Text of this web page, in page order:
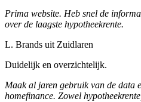
Prima website. Heb snel de
over de laagste hypotheekrente.
L. Brands uit Zuidlaren
Duidelijk en overzichtelijk.
Maak al jaren gebruik van de data
homefinance. Zowel